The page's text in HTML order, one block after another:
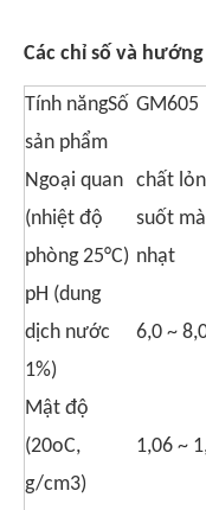
Các chỉ số và
Tính năngSố
sản phẩm
GM605
Ngoại quan
(nhiệt độ
phòng 25°C)
chất
suốt
nhạt
pH (dung
dịch nước
1%)
6,0 ~
Mật độ
(20oC,
g/cm3)
1,06 ~